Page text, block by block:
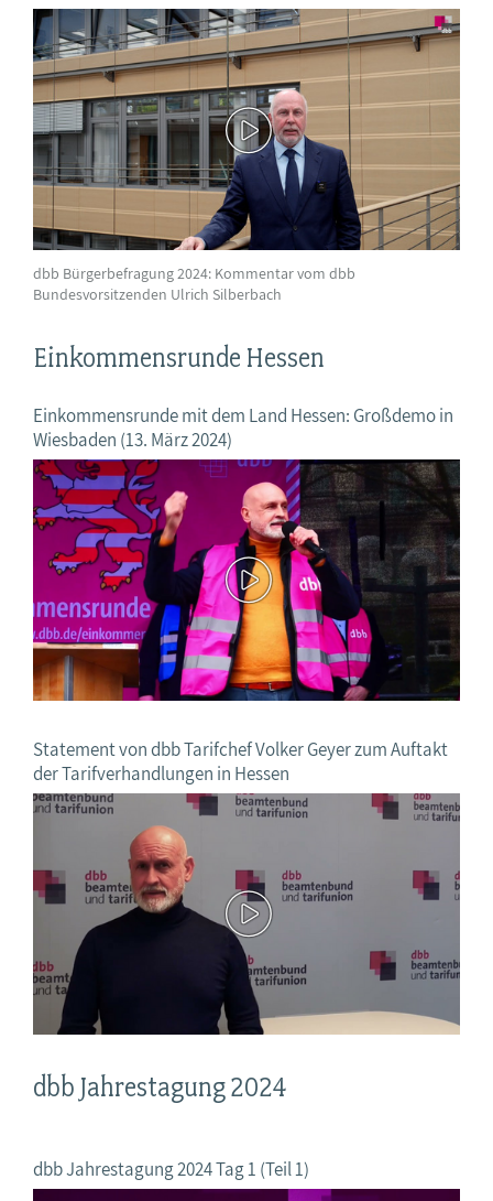
dbb Bürgerbefragung 2024: Kommentar vom dbb
Bundesvorsitzenden Ulrich Silberbach
Einkommensrunde Hessen
Einkommensrunde mit dem Land Hessen: Großdemo in
Wiesbaden (13. März 2024)
Statement von dbb Tarifchef Volker Geyer zum Auftakt
der Tarifverhandlungen in Hessen
dbb Jahrestagung 2024
dbb Jahrestagung 2024 Tag 1 (Teil 1)